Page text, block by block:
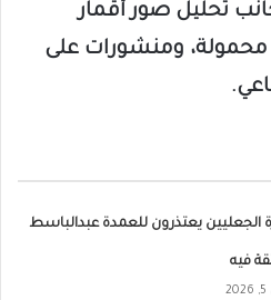
تحليل صور أقمار
محمولة، ومنشورات على
الجعليين يعتذرون للعمدة عبدالباسط
فيه